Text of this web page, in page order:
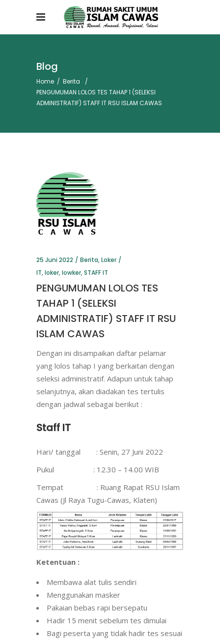
Blog
Home / Berita
/
PENGUMUMAN LOLOS TES TAHAP 1 (SELEKSI
ADMINISTRATIF) STAFF IT RSU ISLAM CAWAS
25 Juni 2022 Berita,Loker
IT,loker,lowker,STAFF IT
PENGUMUMAN LOLOS TES
TAHAP 1 (SELEKSI
ADMINISTRATIF) STAFF IT RSU
ISLAM CAWAS
Dengan ini disampaikan daftar pelamar
yang lolos tahap I yang berkaitan dengan
seleksi administratif. Adapun untuk tahap
selanjutnya, akan diadakan tes tertulis
dengan jadwal sebagai berikut :
Staff IT
Hari/ tanggal : Senin, 27 Juni 2022
Pukul : 12.30 – 14.00 WIB
Tempat : Ruang Rapat RSU Islam
Cawas (Jl Raya Tugu-Cawas, Klaten)
Ketentuan :
Membawa alat tulis sendiri
Menggunakan masker
Pakaian bebas rapi bersepatu
Hadir 15 menit sebelum tes dimulai
Bagi peserta yang tidak hadir tes sesuai